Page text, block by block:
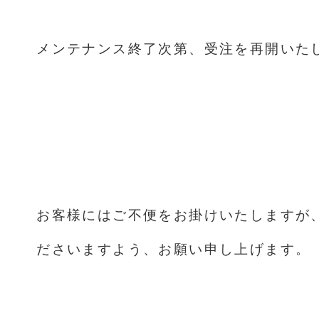
メンテナンス終了次第、受注を再開いた
お客様にはご不便をお掛けいたしますが
ださいますよう、お願い申し上げます。